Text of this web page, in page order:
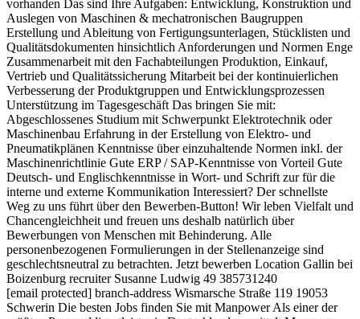
vorhanden Das sind Ihre Aufgaben: Entwicklung, Konstruktion und
Auslegen von Maschinen & mechatronischen Baugruppen
Erstellung und Ableitung von Fertigungsunterlagen, Stücklisten und
Qualitätsdokumenten hinsichtlich Anforderungen und Normen Enge
Zusammenarbeit mit den Fachabteilungen Produktion, Einkauf,
Vertrieb und Qualitätssicherung Mitarbeit bei der kontinuierlichen
Verbesserung der Produktgruppen und Entwicklungsprozessen
Unterstützung im Tagesgeschäft Das bringen Sie mit:
Abgeschlossenes Studium mit Schwerpunkt Elektrotechnik oder
Maschinenbau Erfahrung in der Erstellung von Elektro- und
Pneumatikplänen Kenntnisse über einzuhaltende Normen inkl. der
Maschinenrichtlinie Gute ERP / SAP-Kenntnisse von Vorteil Gute
Deutsch- und Englischkenntnisse in Wort- und Schrift zur für die
interne und externe Kommunikation Interessiert? Der schnellste
Weg zu uns führt über den Bewerben-Button! Wir leben Vielfalt und
Chancengleichheit und freuen uns deshalb natürlich über
Bewerbungen von Menschen mit Behinderung. Alle
personenbezogenen Formulierungen in der Stellenanzeige sind
geschlechtsneutral zu betrachten. Jetzt bewerben Location Gallin bei
Boizenburg recruiter Susanne Ludwig 49 385731240
[email protected] branch-address Wismarsche Straße 119 19053
Schwerin Die besten Jobs finden Sie mit Manpower Als einer der